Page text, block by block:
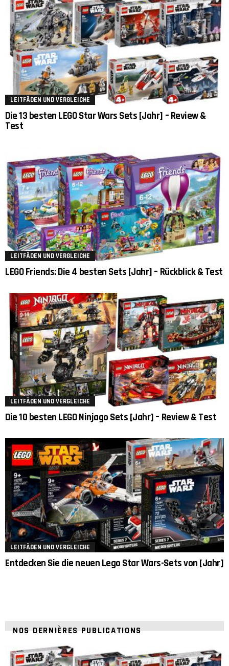
LEITFÄDEN UND VERGLEICHE
Die 13 besten LEGO Star Wars Sets [Jahr] – Review &
Test
LEITFÄDEN UND VERGLEICHE
LEGO Friends: Die 4 besten Sets [Jahr] – Rückblick & Test
LEITFÄDEN UND VERGLEICHE
Die 10 besten LEGO Ninjago Sets [Jahr] – Review & Test
LEITFÄDEN UND VERGLEICHE
Entdecken Sie die neuen Lego Star Wars-Sets von [Jahr]
NOS DERNIÈRES PUBLICATIONS